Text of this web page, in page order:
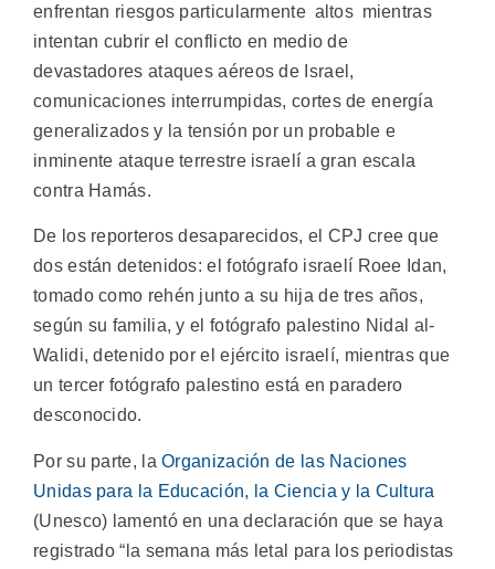
enfrentan riesgos particularmente altos mientras
intentan cubrir el conflicto en medio de
devastadores ataques aéreos de Israel,
comunicaciones interrumpidas, cortes de energía
generalizados y la tensión por un probable e
inminente ataque terrestre israelí a gran escala
contra Hamás.
De los reporteros desaparecidos, el CPJ cree que
dos están detenidos: el fotógrafo israelí Roee Idan,
tomado como rehén junto a su hija de tres años,
según su familia, y el fotógrafo palestino Nidal al-
Walidi, detenido por el ejército israelí, mientras que
un tercer fotógrafo palestino está en paradero
desconocido.
Por su parte, laOrganización de las Naciones
Unidas para la Educación, la Ciencia y la Cultura
(Unesco) lamentó en una declaración que se haya
registrado “la semana más letal para los periodistas